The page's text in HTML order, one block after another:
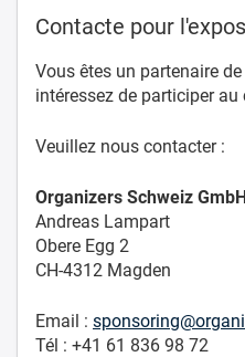
Contacte pour
Vous êtes un partenaire
intéressez de participer
Veuillez nous contacter :
Organizers Schweiz
Andreas Lampart
Obere Egg 2
CH-4312 Magden
Email :
Tél : +41 61 836 98 72